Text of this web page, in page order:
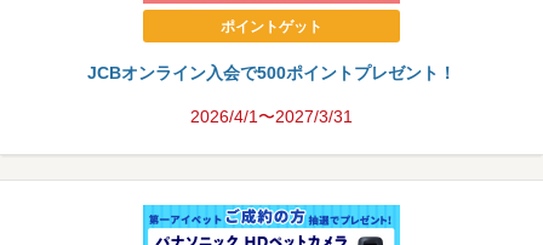
ポイントゲット
JCBオンライン入会で500ポイントプレゼント！
2026/4/1〜2027/3/31